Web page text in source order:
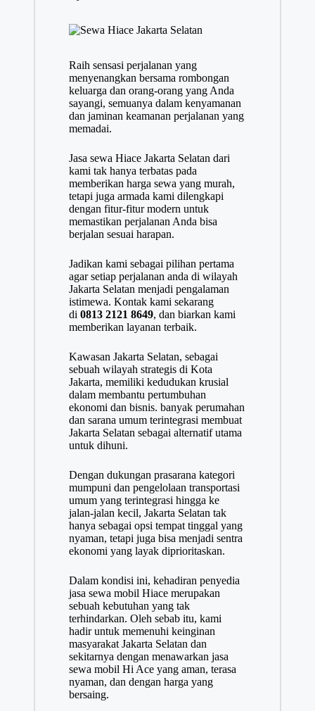
Raih sensasi perjalanan yang
menyenangkan bersama rombongan
keluarga dan orang-orang yang Anda
sayangi, semuanya dalam kenyamanan
dan jaminan keamanan perjalanan yang
memadai.
Jasa sewa Hiace Jakarta Selatan dari
kami tak hanya terbatas pada
memberikan harga sewa yang murah,
tetapi juga armada kami dilengkapi
dengan fitur-fitur modern untuk
memastikan perjalanan Anda bisa
berjalan sesuai harapan.
Jadikan kami sebagai pilihan pertama
agar setiap perjalanan anda di wilayah
Jakarta Selatan menjadi pengalaman
istimewa. Kontak kami sekarang
di 0813 2121 8649, dan biarkan kami
memberikan layanan terbaik.
Kawasan Jakarta Selatan, sebagai
sebuah wilayah strategis di Kota
Jakarta, memiliki kedudukan krusial
dalam membantu pertumbuhan
ekonomi dan bisnis. banyak perumahan
dan sarana umum terintegrasi membuat
Jakarta Selatan sebagai alternatif utama
untuk dihuni.
Dengan dukungan prasarana kategori
mumpuni dan pengelolaan transportasi
umum yang terintegrasi hingga ke
jalan-jalan kecil, Jakarta Selatan tak
hanya sebagai opsi tempat tinggal yang
nyaman, tetapi juga bisa menjadi sentra
ekonomi yang layak diprioritaskan.
Dalam kondisi ini, kehadiran penyedia
jasa sewa mobil Hiace merupakan
sebuah kebutuhan yang tak
terhindarkan. Oleh sebab itu, kami
hadir untuk memenuhi keinginan
masyarakat Jakarta Selatan dan
sekitarnya dengan menawarkan jasa
sewa mobil Hi Ace yang aman, terasa
nyaman, dan dengan harga yang
bersaing.